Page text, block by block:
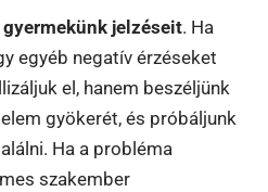
jelzéseit. Ha
egyéb negatív érzéseket
el, hanem beszéljünk
gyökerét, és próbáljunk
Ha a probléma
szakember